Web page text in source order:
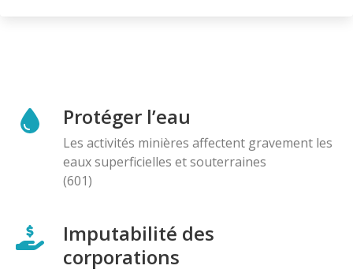
Protéger l’eau
Les activités minières affectent gravement les
eaux superficielles et souterraines
(601)
Imputabilité des
corporations